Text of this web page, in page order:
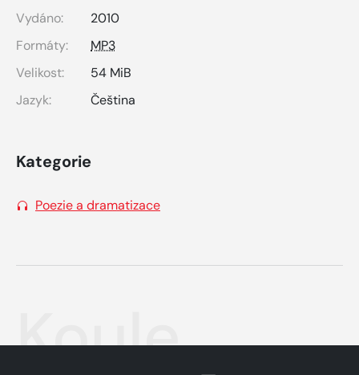
Vydáno:
2010
Formáty:
MP3
Velikost:
54 MiB
Jazyk:
Čeština
Kategorie
Poezie a dramatizace
Koule